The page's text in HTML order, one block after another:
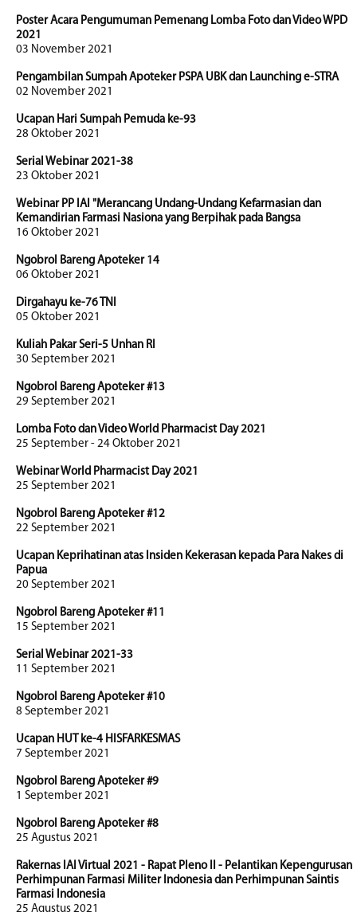
Poster Acara Pengumuman Pemenang Lomba Foto dan Video WPD
2021
03 November 2021
Pengambilan Sumpah Apoteker PSPA UBK dan Launching e-STRA
02 November 2021
Ucapan Hari Sumpah Pemuda ke-93
28 Oktober 2021
Serial Webinar 2021-38
23 Oktober 2021
Webinar PP IAI "Merancang Undang-Undang Kefarmasian dan
Kemandirian Farmasi Nasiona yang Berpihak pada Bangsa
16 Oktober 2021
Ngobrol Bareng Apoteker 14
06 Oktober 2021
Dirgahayu ke-76 TNI
05 Oktober 2021
Kuliah Pakar Seri-5 Unhan RI
30 September 2021
Ngobrol Bareng Apoteker #13
29 September 2021
Lomba Foto dan Video World Pharmacist Day 2021
25 September - 24 Oktober 2021
Webinar World Pharmacist Day 2021
25 September 2021
Ngobrol Bareng Apoteker #12
22 September 2021
Ucapan Keprihatinan atas Insiden Kekerasan kepada Para Nakes di
Papua
20 September 2021
Ngobrol Bareng Apoteker #11
15 September 2021
Serial Webinar 2021-33
11 September 2021
Ngobrol Bareng Apoteker #10
8 September 2021
Ucapan HUT ke-4 HISFARKESMAS
7 September 2021
Ngobrol Bareng Apoteker #9
1 September 2021
Ngobrol Bareng Apoteker #8
25 Agustus 2021
Rakernas IAI Virtual 2021 - Rapat Pleno II - Pelantikan Kepengurusan
Perhimpunan Farmasi Militer Indonesia dan Perhimpunan Saintis
Farmasi Indonesia
25 Agustus 2021